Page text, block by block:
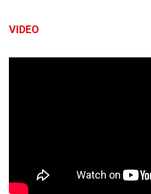
VIDEO